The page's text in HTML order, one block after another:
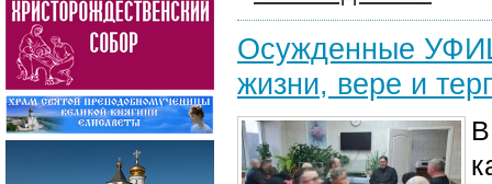
Осужденные
жизни, вере и